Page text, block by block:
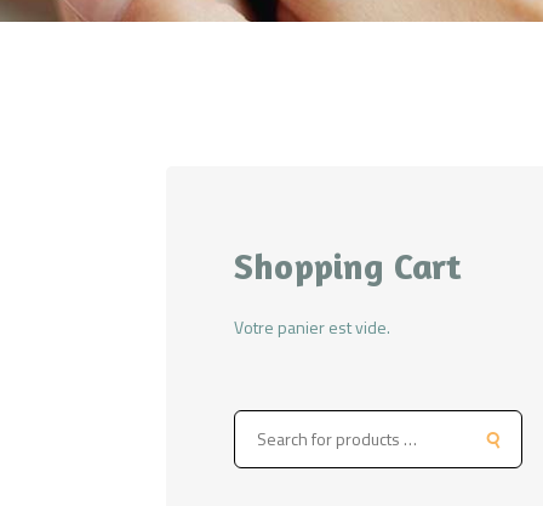
Shopping Cart
Votre panier est vide.